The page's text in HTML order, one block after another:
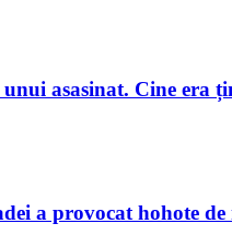
asasinat. Cine era
a provocat hohote de